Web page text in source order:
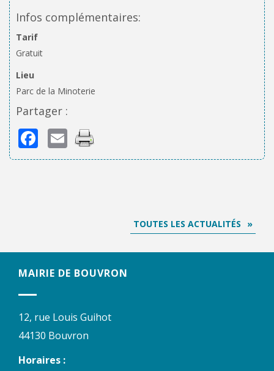
Infos complémentaires:
Tarif
Gratuit
Lieu
Parc de la Minoterie
Partager :
Facebook
Email
TOUTES LES ACTUALITÉS
MAIRIE DE BOUVRON
12, rue Louis Guihot
44130 Bouvron
Horaires :